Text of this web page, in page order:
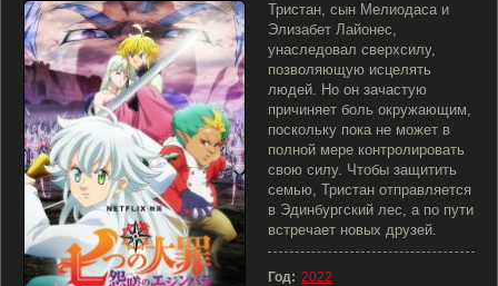
Тристан, сын Мелиодаса и
Элизабет Лайонес,
унаследовал сверхсилу,
позволяющую исцелять
людей. Но он зачастую
причиняет боль окружающим,
поскольку пока не может в
полной мере контролировать
свою силу. Чтобы защитить
семью, Тристан отправляется
в Эдинбургский лес, а по пути
встречает новых друзей.
Год: 2022